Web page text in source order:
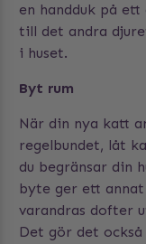
en handduk på
till det andra
i huset.
Byt rum
När din nya katt
regelbundet, låt
du begränsar din
byte ger ett
varandras dofter
Det gör det